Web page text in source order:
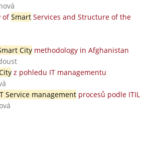
ofSmartServices and Structure of the
Citymethodology in Afghanistan
z pohledu IT managementu
Service managementprocesů podle ITIL